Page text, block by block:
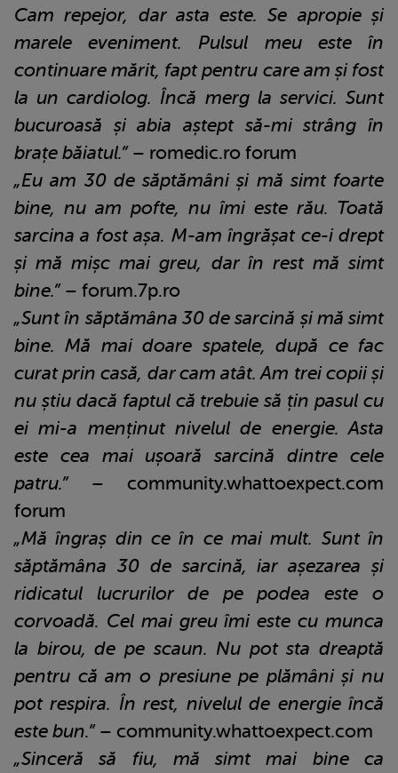
Cam repejor, dar asta este. Se apropie și
marele eveniment. Pulsul meu este în
continuare mărit, fapt pentru care am și fost
la un cardiolog. Încă merg la servici. Sunt
bucuroasă și abia aștept să-mi strâng în
brațe băiatul.”– romedic.ro forum
„Eu am 30 de săptămâni și mă simt foarte
bine, nu am pofte, nu îmi este rău. Toată
sarcina a fost așa. M-am îngrășat ce-i drept
și mă mișc mai greu, dar în rest mă simt
bine.”– forum.7p.ro
„Sunt în săptămâna 30 de sarcină și mă simt
bine. Mă mai doare spatele, după ce fac
curat prin casă, dar cam atât. Am trei copii și
nu știu dacă faptul că trebuie să țin pasul cu
ei mi-a menținut nivelul de energie. Asta
este cea mai ușoară sarcină dintre cele
patru.”– community.whattoexpect.com
forum
„Mă îngraș din ce în ce mai mult. Sunt în
săptămâna 30 de sarcină, iar așezarea și
ridicatul lucrurilor de pe podea este o
corvoadă. Cel mai greu îmi este cu munca
la birou, de pe scaun. Nu pot sta dreaptă
pentru că am o presiune pe plămâni și nu
pot respira. În rest, nivelul de energie încă
este bun.”– community.whattoexpect.com
„Sinceră să fiu, mă simt mai bine ca